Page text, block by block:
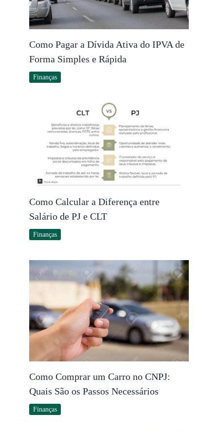
Como Pagar a Dívida Ativa do IPVA de
Forma Simples e Rápida
Finanças
Como Calcular a Diferença entre
Salário de PJ e CLT
Finanças
Como Comprar um Carro no CNPJ:
Quais São os Passos Necessários
Finanças